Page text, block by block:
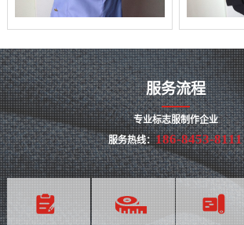
服务流程
专业标志服制作企业
服务热线：186-8453-8111